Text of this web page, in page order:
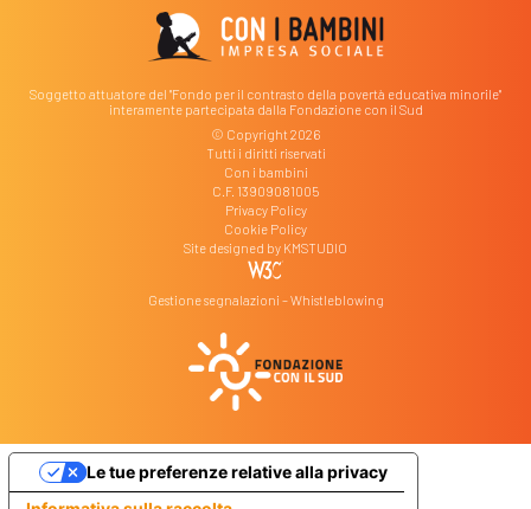
Soggetto attuatore del "Fondo per il contrasto della povertà educativa minorile"
interamente partecipata dalla Fondazione con il Sud
© Copyright 2026
Tutti i diritti riservati
Con i bambini
C.F. 13909081005
Privacy Policy
Cookie Policy
Site designed by KMSTUDIO
Gestione segnalazioni – Whistleblowing
Le tue preferenze relative alla privacy